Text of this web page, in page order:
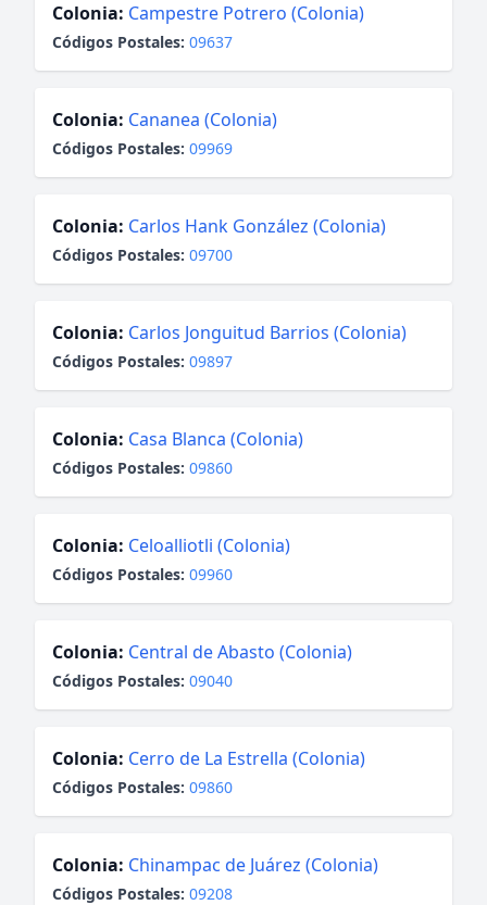
Colonia: Campestre Potrero (Colonia)
Códigos Postales: 09637
Colonia: Cananea (Colonia)
Códigos Postales: 09969
Colonia: Carlos Hank González (Colonia)
Códigos Postales: 09700
Colonia: Carlos Jonguitud Barrios (Colonia)
Códigos Postales: 09897
Colonia: Casa Blanca (Colonia)
Códigos Postales: 09860
Colonia: Celoalliotli (Colonia)
Códigos Postales: 09960
Colonia: Central de Abasto (Colonia)
Códigos Postales: 09040
Colonia: Cerro de La Estrella (Colonia)
Códigos Postales: 09860
Colonia: Chinampac de Juárez (Colonia)
Códigos Postales: 09208